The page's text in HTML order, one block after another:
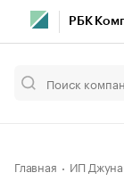
РБК
Главная ИП